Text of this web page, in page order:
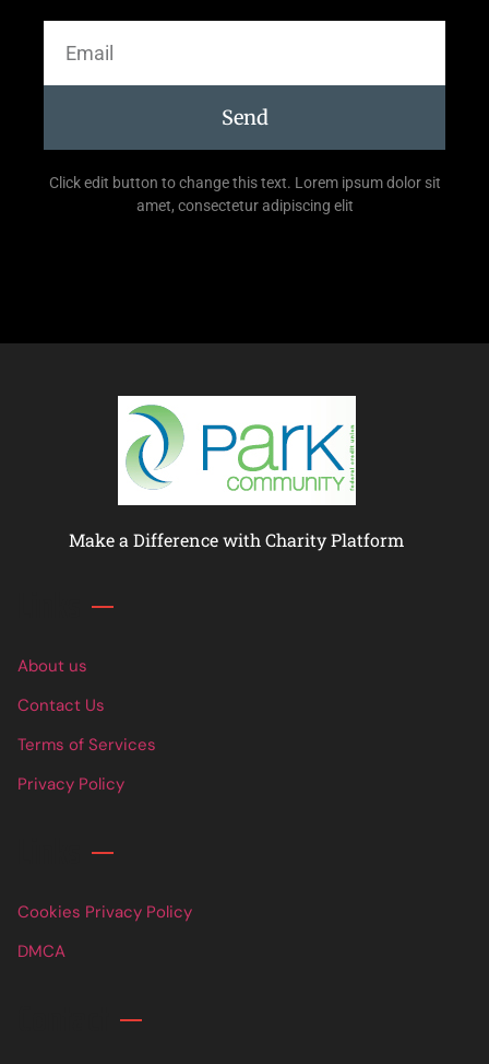
Send
Click edit button to change this text. Lorem ipsum dolor sit
amet, consectetur adipiscing elit
Make a Difference with Charity Platform
About us
Contact Us
Terms of Services
Privacy Policy
Cookies Privacy Policy
DMCA